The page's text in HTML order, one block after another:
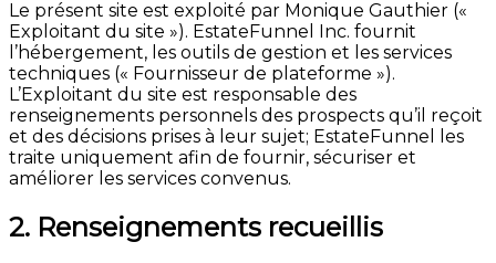
Le présent site est exploité par Monique Gauthier («
Exploitant du site »). EstateFunnel Inc. fournit
l’hébergement, les outils de gestion et les services
techniques (« Fournisseur de plateforme »).
L’Exploitant du site est responsable des
renseignements personnels des prospects qu’il reçoit
et des décisions prises à leur sujet; EstateFunnel les
traite uniquement afin de fournir, sécuriser et
améliorer les services convenus.
2. Renseignements recueillis